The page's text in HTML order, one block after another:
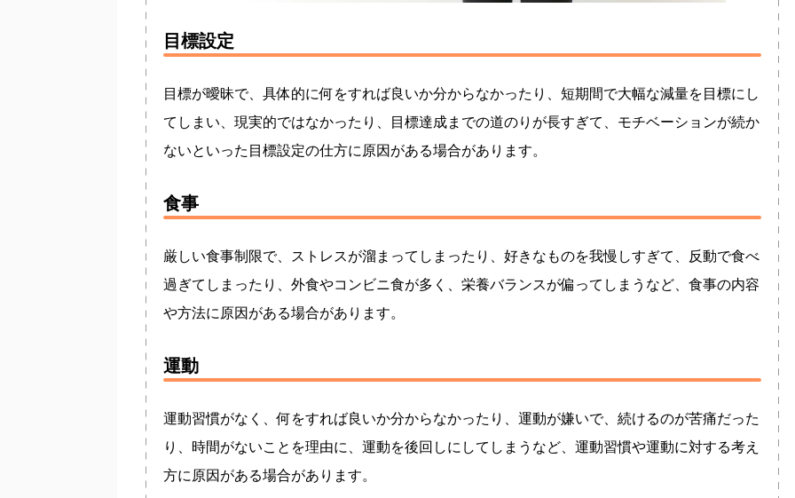
目標設定
目標が曖昧で、具体的に何をすれば良いか分からなかったり、短期間で大幅な減量を目標にし
てしまい、現実的ではなかったり、目標達成までの道のりが長すぎて、モチベーションが続か
ないといった目標設定の仕方に原因がある場合があります。
食事
厳しい食事制限で、ストレスが溜まってしまったり、好きなものを我慢しすぎて、反動で食べ
過ぎてしまったり、外食やコンビニ食が多く、栄養バランスが偏ってしまうなど、食事の内容
や方法に原因がある場合があります。
運動
運動習慣がなく、何をすれば良いか分からなかったり、運動が嫌いで、続けるのが苦痛だった
り、時間がないことを理由に、運動を後回しにしてしまうなど、運動習慣や運動に対する考え
方に原因がある場合があります。